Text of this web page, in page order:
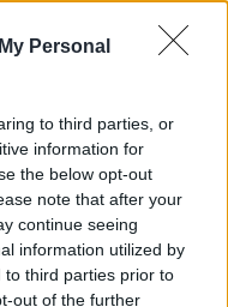
Personal
to third parties, or
information for
the below opt-out
note that after your
continue seeing
information utilized by
to third parties prior to
out of the further